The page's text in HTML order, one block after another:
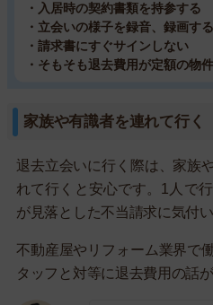
・入居時の契約書類を持参する
・立会いの様子を録音、録画する
・請求書にすぐサインしない
・そもそも退去費用が定額の物
家族や有識者を連れて行く
退去立会いに行く際は、家族
れて行くと安心です。1人で
が見落とした不当請求に気付
不動産屋やリフォーム業界で
タッフと対等に退去費用の話